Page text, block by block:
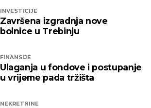
INVESTICIJE
Završena izgradnja nove
bolnice u Trebinju
FINANSIJE
Ulaganja u fondove i postupanje
u vrijeme pada tržišta
NEKRETNINE